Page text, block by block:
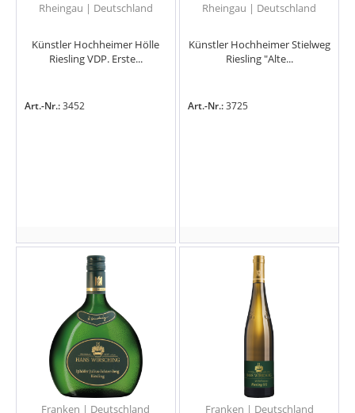
Rheingau | Deutschland
Künstler Hochheimer Hölle
Riesling VDP. Erste...
Art.-Nr.:3452
Rheingau | Deutschland
Künstler Hochheimer Stielweg
Riesling "Alte...
Art.-Nr.:3725
Franken | Deutschland Franken | Deutschland